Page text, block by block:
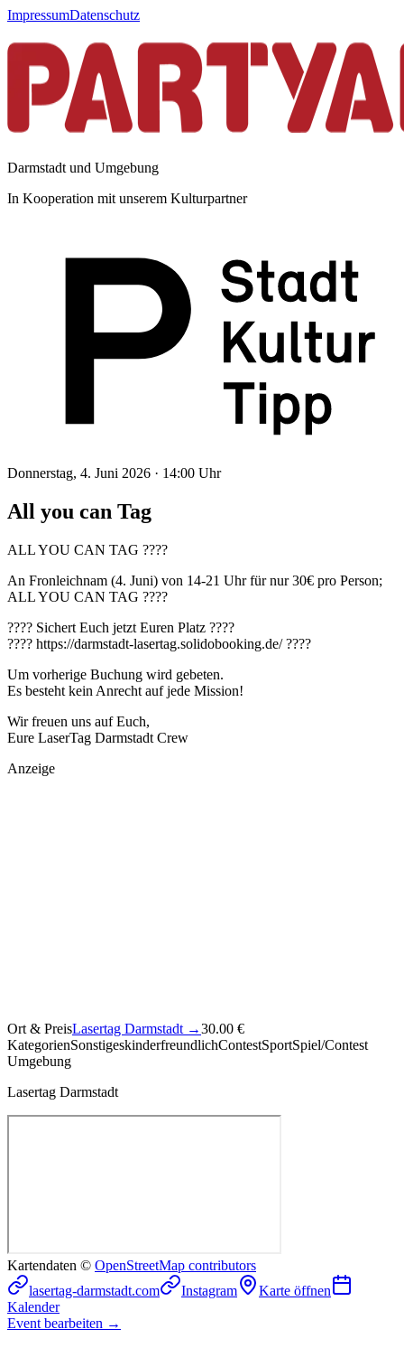
ImpressumDatenschutz
Darmstadt und Umgebung
In Kooperation mit unserem Kulturpartner
Donnerstag, 4. Juni 2026 · 14:00 Uhr
All you can Tag
ALL YOU CAN TAG ????
An Fronleichnam (4. Juni) von 14-21 Uhr für nur 30€ pro Person;
ALL YOU CAN TAG ????
???? Sichert Euch jetzt Euren Platz ????
???? https://darmstadt-lasertag.solidobooking.de/ ????
Um vorherige Buchung wird gebeten.
Es besteht kein Anrecht auf jede Mission!
Wir freuen uns auf Euch,
Eure LaserTag Darmstadt Crew
Anzeige
Ort & PreisLasertag Darmstadt →30.00 €
KategorienSonstigeskinderfreundlichContestSportSpiel/Contest
Umgebung
Lasertag Darmstadt
Kartendaten © OpenStreetMap contributors
lasertag-darmstadt.com
Instagram
Karte öffnen
Kalender
Event bearbeiten →